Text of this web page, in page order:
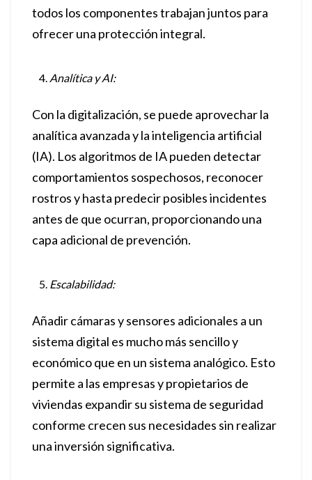
todos los componentes trabajan juntos para
ofrecer una protección integral.
Analítica y AI:
Con la digitalización, se puede aprovechar la
analítica avanzada y la inteligencia artificial
(IA). Los algoritmos de IA pueden detectar
comportamientos sospechosos, reconocer
rostros y hasta predecir posibles incidentes
antes de que ocurran, proporcionando una
capa adicional de prevención.
Escalabilidad:
Añadir cámaras y sensores adicionales a un
sistema digital es mucho más sencillo y
económico que en un sistema analógico. Esto
permite a las empresas y propietarios de
viviendas expandir su sistema de seguridad
conforme crecen sus necesidades sin realizar
una inversión significativa.